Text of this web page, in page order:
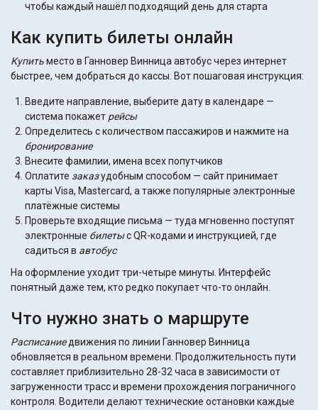
чтобы каждый нашёл подходящий день для старта
Как купить билеты онлайн
Купитьместо в Ганновер Винница автобус через интернет
быстрее, чем добраться до кассы. Вот пошаговая инструкция:
Введите направление, выберите дату в календаре —
система покажет рейсы
Определитесь с количеством пассажиров и нажмите на
бронирование
Внесите фамилии, имена всех попутчиков
Оплатите заказудобным способом — сайт принимает
карты Visa, Mastercard, а также популярные электронные
платёжные системы
Проверьте входящие письма — туда мгновенно поступят
электронные билетыс QR-кодами и инструкцией, где
садиться в автобус
На оформление уходит три-четыре минуты. Интерфейс
понятный даже тем, кто редко покупает что-то онлайн.
Что нужно знать о маршруте
Расписаниедвижения по линии Ганновер Винница
обновляется в реальном времени. Продолжительность пути
составляет приблизительно 28-32 часа в зависимости от
загруженности трасс и времени прохождения пограничного
контроля. Водители делают технические остановки каждые